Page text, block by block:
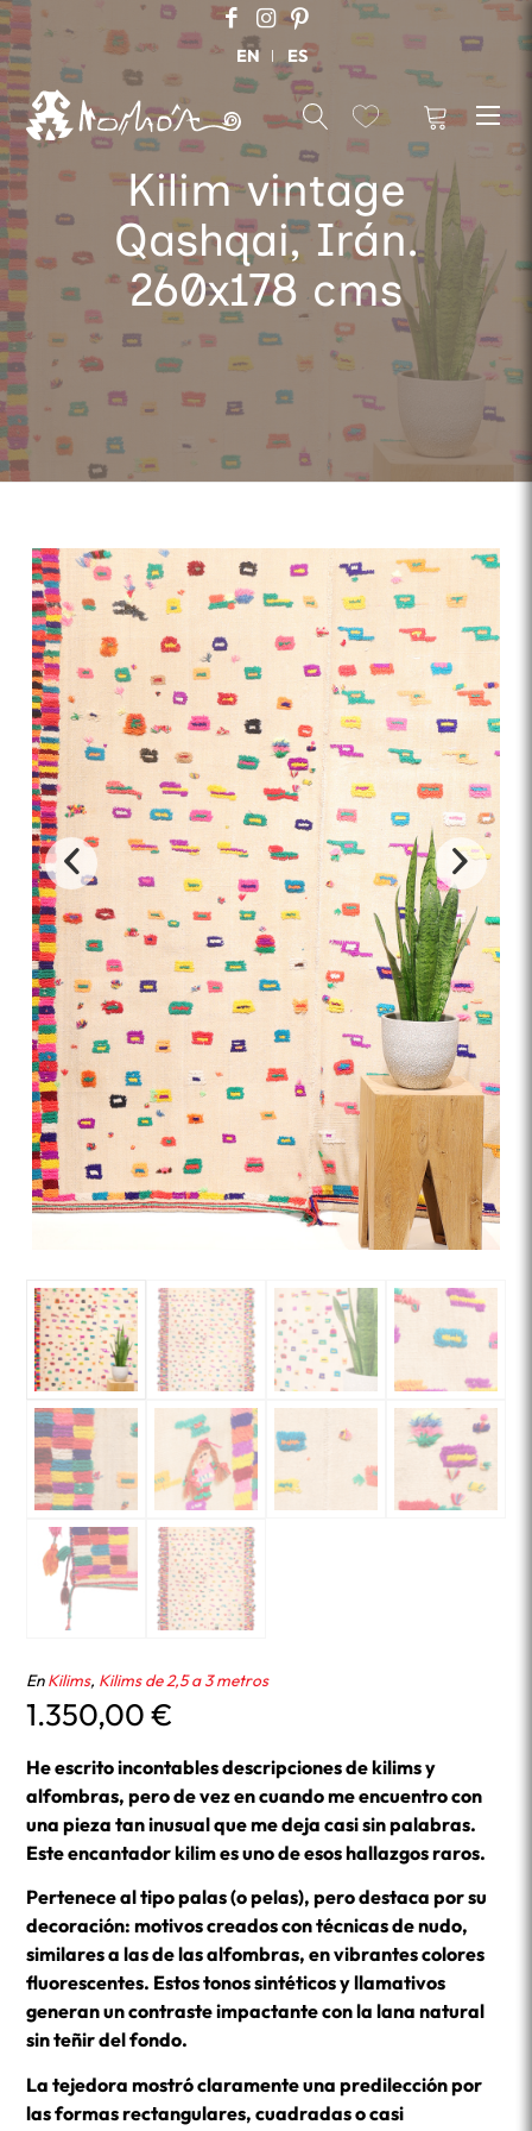
EN ES
Kilim vintage
Qashqai, Irán.
260x178 cms
EnKilims, Kilims de 2,5 a 3 metros
1.350,00€
He escrito incontables descripciones de kilims y
alfombras, pero de vez en cuando me encuentro con
una pieza tan inusual que me deja casi sin palabras.
Este encantador kilim es uno de esos hallazgos raros.
Pertenece al tipo palas (o pelas), pero destaca por su
decoración: motivos creados con técnicas de nudo,
similares a las de las alfombras, en vibrantes colores
fluorescentes. Estos tonos sintéticos y llamativos
generan un contraste impactante con la lana natural
sin teñir del fondo.
La tejedora mostró claramente una predilección por
las formas rectangulares, cuadradas o casi